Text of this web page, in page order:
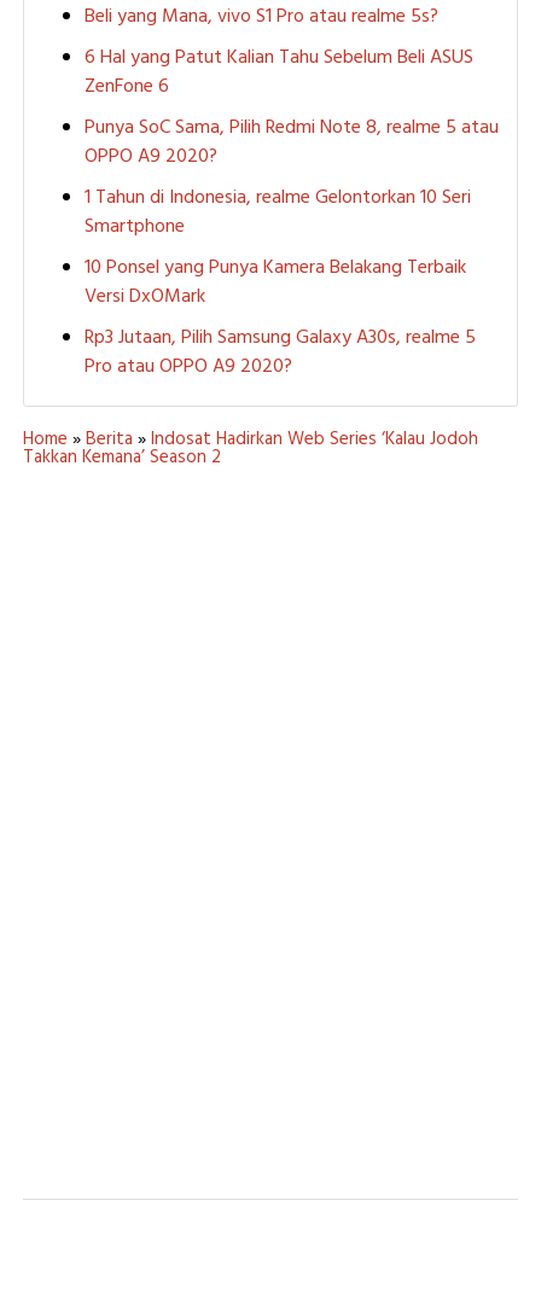
Beli yang Mana, vivo S1 Pro atau realme 5s?
6 Hal yang Patut Kalian Tahu Sebelum Beli ASUS
ZenFone 6
Punya SoC Sama, Pilih Redmi Note 8, realme 5 atau
OPPO A9 2020?
1 Tahun di Indonesia, realme Gelontorkan 10 Seri
Smartphone
10 Ponsel yang Punya Kamera Belakang Terbaik
Versi DxOMark
Rp3 Jutaan, Pilih Samsung Galaxy A30s, realme 5
Pro atau OPPO A9 2020?
Home »Berita »Indosat Hadirkan Web Series ‘Kalau Jodoh
Takkan Kemana’ Season 2